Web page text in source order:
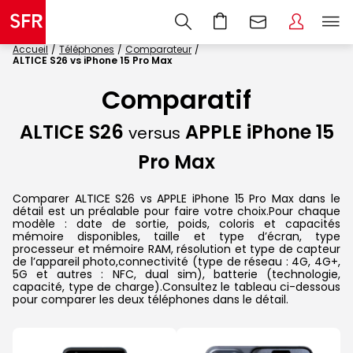
Accueil Téléphones
Comparateur
ALTICE S26 vs iPhone 15 Pro Max
Comparatif
ALTICE S26 versus APPLE iPhone 15
Pro Max
Comparer ALTICE S26 vs APPLE iPhone 15 Pro Max dans le
détail est un préalable pour faire votre choix.Pour chaque
modèle : date de sortie, poids, coloris et capacités
mémoire disponibles, taille et type d’écran, type
processeur et mémoire RAM, résolution et type de capteur
de l’appareil photo,connectivité (type de réseau : 4G, 4G+,
5G et autres : NFC, dual sim), batterie (technologie,
capacité, type de charge).Consultez le tableau ci-dessous
pour comparer les deux téléphones dans le détail.